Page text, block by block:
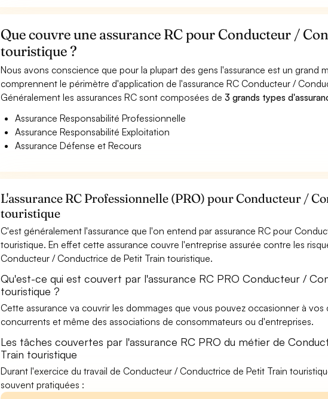
Que couvre une assurance RC pour Conducteur /
touristique ?
Nous avons conscience que pour la plupart des gens l'assurance est un grand
comprennent le périmètre d'application de l'assurance RC Conducteur /
Généralement les assurances RC sont composées de3 grands types
Assurance Responsabilité Professionnelle
Assurance Responsabilité Exploitation
Assurance Défense et Recours
L'assurance RC Professionnelle (PRO) pour Conducteur /
touristique
C'est généralement l'assurance que l'on entend par assurance RC pour
touristique. En effet cette assurance couvre l'entreprise assurée contre les
Conducteur / Conductrice de Petit Train touristique.
Qu'est-ce qui est couvert par l'assurance RC PRO Conducteur /
touristique ?
Cette assurance va couvrir les dommages que vous pouvez occasionner à vos
concurrents et même des associations de consommateurs ou d'entreprises.
Les tâches couvertes par l'assurance RC PRO du métier de
Train touristique
Durant l'exercice du travail de Conducteur / Conductrice de Petit Train
souvent pratiquées :